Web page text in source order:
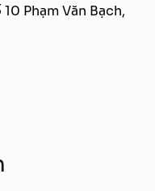
Phạm Văn Bạch,